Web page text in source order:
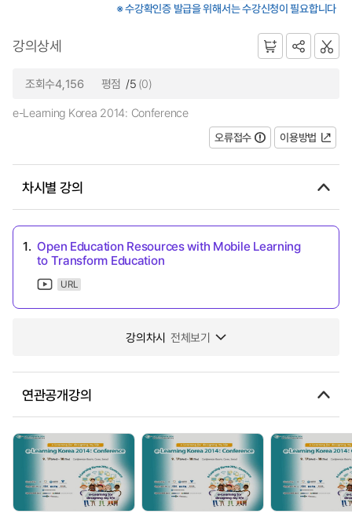
※ 수강확인증 발급을 위해서는 수강신청이 필요합니다
강의상세
조회수4,156 평점 /5 (0)
e-Learning Korea 2014: Conference
오류접수
이용방법
차시별 강의
1. Open Education Resources with Mobile Learning
to Transform Education
URL
강의차시 전체보기
연관공개강의